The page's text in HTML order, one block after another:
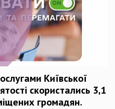
Київської
скористались 3,1
громадян.